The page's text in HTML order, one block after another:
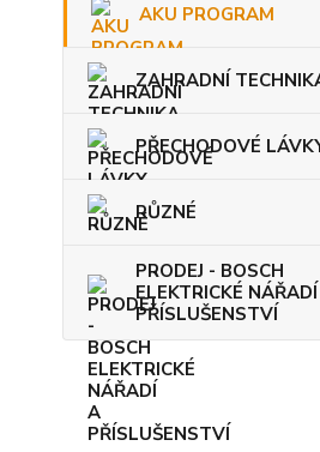
AKU PROGRAM
ZAHRADNÍ
PŘECHODOVÉ
RŮZNÉ
PRODEJ - BOSCH
ELEKTRICKÉ
PŘÍSLUŠENSTVÍ